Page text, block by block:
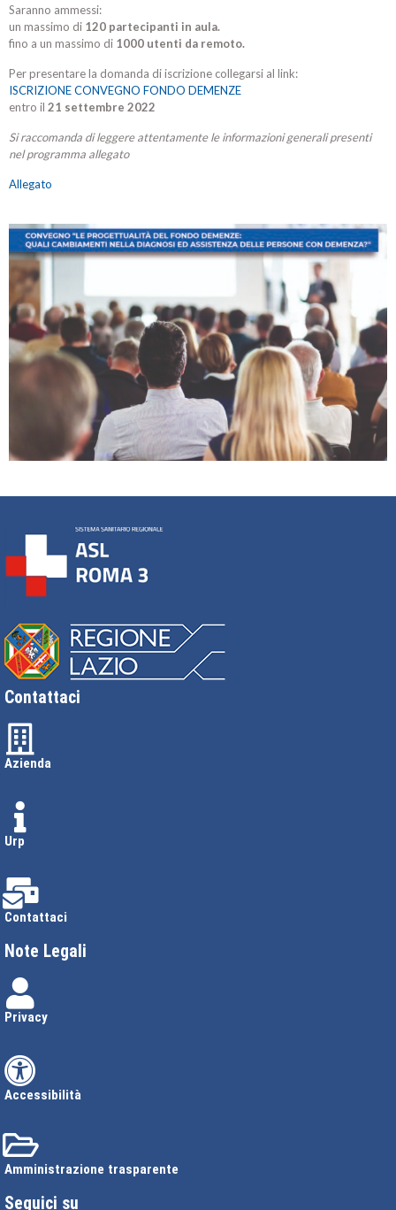
Saranno ammessi:
un massimo di 120 partecipanti in aula.
fino a un massimo di 1000 utenti da remoto.
Per presentare la domanda di iscrizione collegarsi al link:
ISCRIZIONE CONVEGNO FONDO DEMENZE
entro il 21 settembre 2022
Si raccomanda di leggere attentamente le informazioni generali presenti
nel programma allegato
Allegato
Contattaci
Azienda
Urp
Contattaci
Note Legali
Privacy
Accessibilità
Amministrazione trasparente
Seguici su